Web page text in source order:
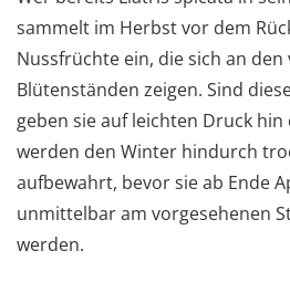
sammelt im Herbst vor dem
Nussfrüchte ein, die sich an den
Blütenständen zeigen. Sind
geben sie auf leichten Druck hin
werden den Winter hindurch
aufbewahrt, bevor sie ab Ende
unmittelbar am vorgesehenen
werden.